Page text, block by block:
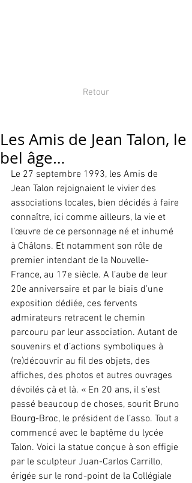
Retour
Les Amis de Jean Talon, le
bel âge…
Le 27 septembre 1993, les Amis de
Jean Talon rejoignaient le vivier des
associations locales, bien décidés à faire
connaître, ici comme ailleurs, la vie et
l’œuvre de ce personnage né et inhumé
à Châlons. Et notamment son rôle de
premier intendant de la Nouvelle-
France, au 17e siècle. A l’aube de leur
20e anniversaire et par le biais d’une
exposition dédiée, ces fervents
admirateurs retracent le chemin
parcouru par leur association. Autant de
souvenirs et d’actions symboliques à
(re)découvrir au fil des objets, des
affiches, des photos et autres ouvrages
dévoilés çà et là. « En 20 ans, il s’est
passé beaucoup de choses, sourit Bruno
Bourg-Broc, le président de l’asso. Tout a
commencé avec le baptême du lycée
Talon. Voici la statue conçue à son effigie
par le sculpteur Juan-Carlos Carrillo,
érigée sur le rond-point de la Collégiale